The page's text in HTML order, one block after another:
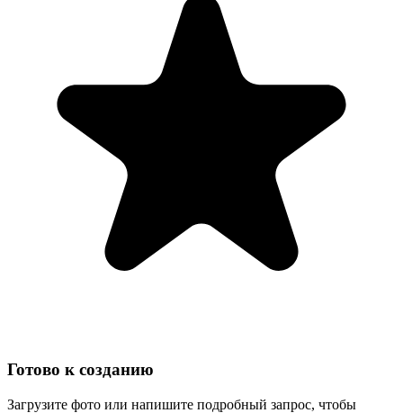
Готово к созданию
Загрузите фото или напишите подробный запрос, чтобы